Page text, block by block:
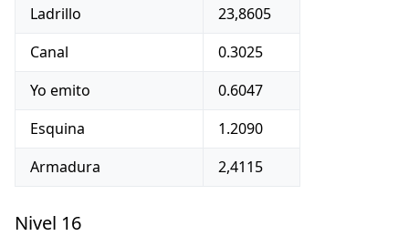
Ladrillo
23,8605
Canal
0.3025
Yo emito
0.6047
Esquina
1.2090
Armadura
2,4115
Nivel 16